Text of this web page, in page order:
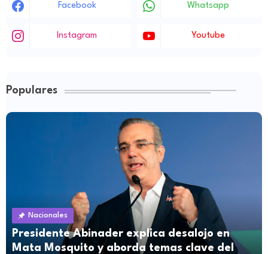
Facebook Whatsapp
Instagram Youtube
Populares
Nacionales
Presidente Abinader explica desalojo en
Mata Mosquito y aborda temas clave del